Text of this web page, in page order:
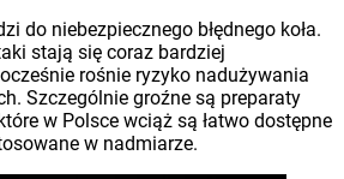
do niebezpiecznego błędnego koła.
stają się coraz bardziej
rośnie ryzyko nadużywania
Szczególnie groźne są preparaty
w Polsce wciąż są łatwo dostępne
w nadmiarze.